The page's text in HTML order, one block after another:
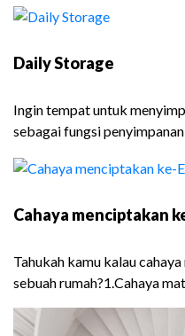
Daily Storage
Ingin tempat untuk
sebagai fungsi
Cahaya menciptakan
Tahukah kamu kalau
sebuah rumah?1.Cahaya